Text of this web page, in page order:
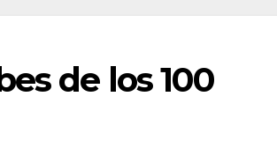
de los 100